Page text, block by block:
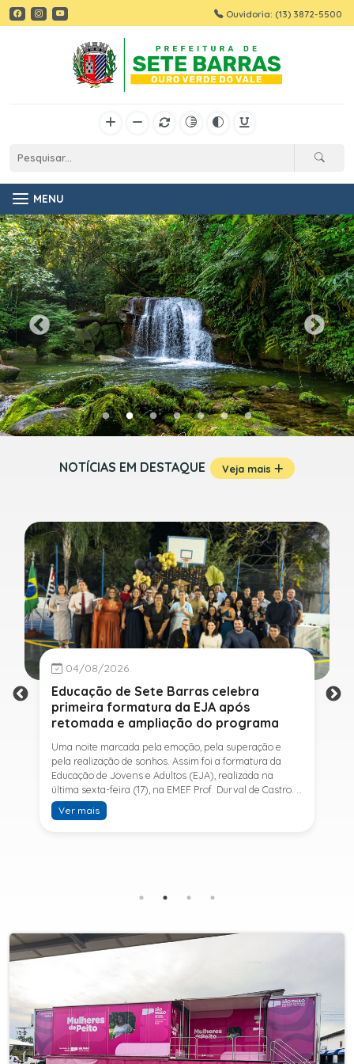
Ouvidoria: (13) 3872-5500
MENU
NOTÍCIAS EM DESTAQUE Veja mais
04/08/2026
Educação de Sete Barras celebra
primeira formatura da EJA após
retomada e ampliação do programa
Uma noite marcada pela emoção, pela superação e
pela realização de sonhos. Assim foi a formatura da
Educação de Jovens e Adultos (EJA), realizada na
última sexta-feira (17), na EMEF Prof. Durval de Castro. A
cerimônia celebrou a conclusão dos estudos de 53
alunos e entrou para a história ao marcar a primeira
SESI, ampliando o acesso à educação e oferecendo uma
retomar os estudos.A última turma da Educação de
Jovens e Adultos formada pelo município foi em 2016,
oferecida em Sete Barras e, a partir de agosto de 2025,
passou por uma importante ampliação. Em parceria
com o SESI, a Prefeitura passou a disponibilizar também
o Ensino Fundamental II (6º ao 9º ano) e o Ensino
Médio, ampliando significativamente as oportunidades
para que jovens e adultos concluam sua formação.A
Ver mais